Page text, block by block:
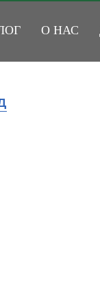
О НАС